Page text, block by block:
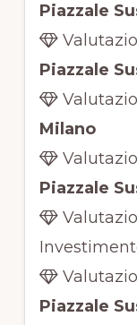
Piazzale
Piazzale
Milano
Piazzale
Piazzale